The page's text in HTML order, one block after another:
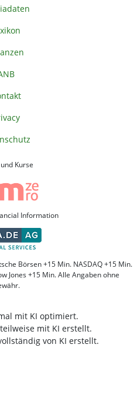
Kurse
Information
Börsen +15 Min. NASDAQ +15 Min.
Jones +15 Min. Alle Angaben ohne
mit KI optimiert.
mit KI erstellt.
von KI erstellt.